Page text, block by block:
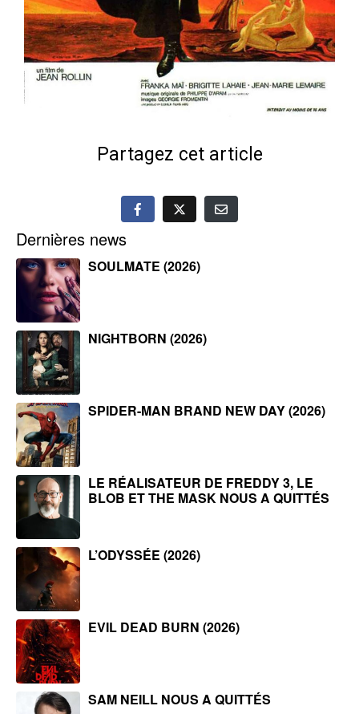
Partagez cet article
Dernières news
SOULMATE (2026)
NIGHTBORN (2026)
SPIDER-MAN BRAND NEW DAY (2026)
LE RÉALISATEUR DE FREDDY 3, LE
BLOB ET THE MASK NOUS A QUITTÉS
L’ODYSSÉE (2026)
EVIL DEAD BURN (2026)
SAM NEILL NOUS A QUITTÉS